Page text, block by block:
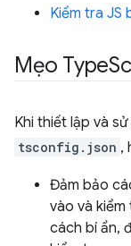
Kiểm tra JS
Mẹo Type
Khi thiết lập và
tsconfig.json ,
Đảm bảo
vào và
cách bí ẩn,